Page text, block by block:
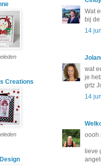
Wat
bij de
14
wat
je
grtz
14
oooh
lieve
Creations